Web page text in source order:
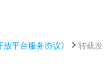
放平台服务协议》
转载发